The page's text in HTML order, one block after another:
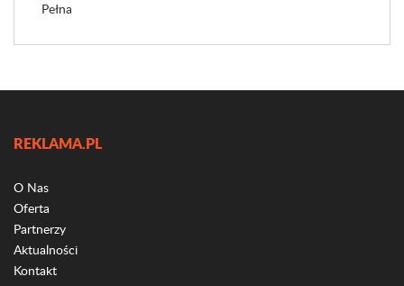
Pełna
REKLAMA.PL
O Nas
Oferta
Partnerzy
Aktualności
Kontakt